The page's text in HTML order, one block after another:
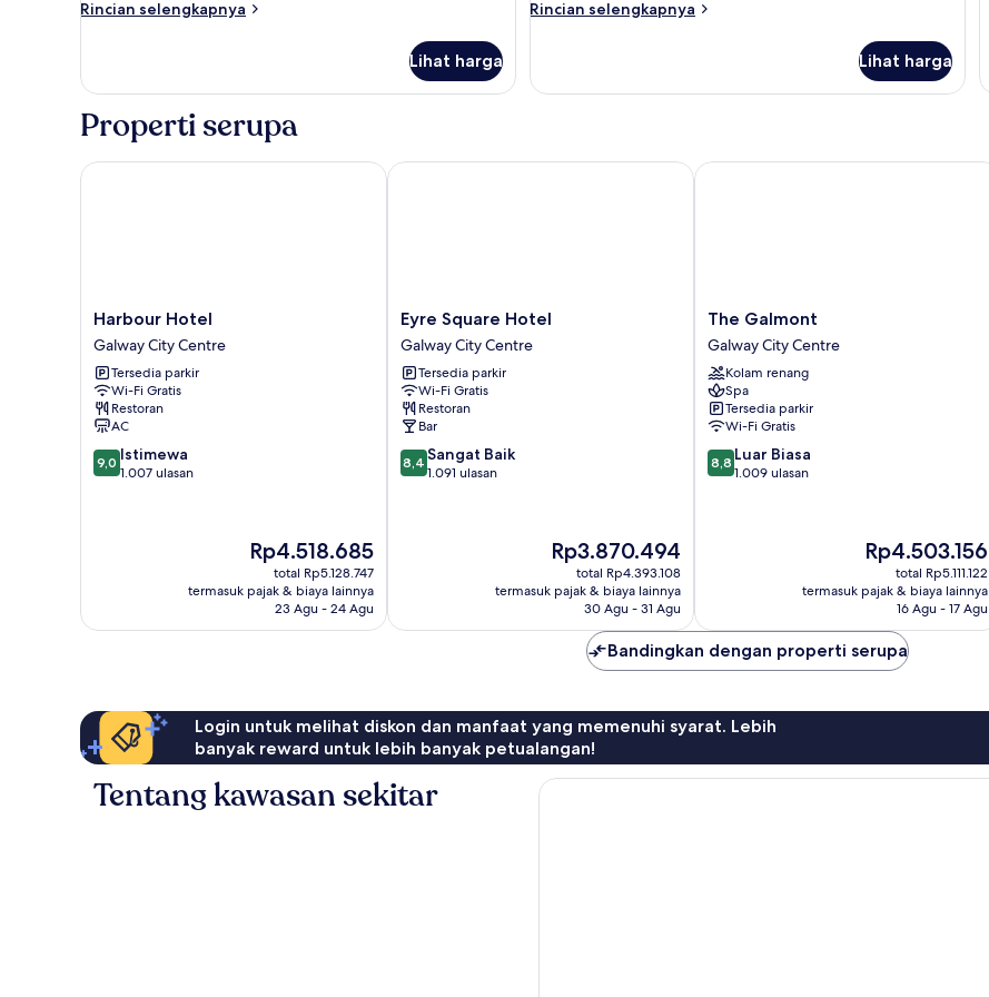
Rincian selengkapnya
Rincian
Kamar
Lihat harga
Rincian selengkapnya
Rincian
Kamar
Lihat harga
Properti serupa
Harbour
Hotel
Galway
City
Centre
Harbour Hotel
Galway City Centre
Tersedia parkir
Wi-Fi Gratis
Restoran
AC
9.0
dari
9,0 Istimewa
1.007 ulasan
Harga
sekarang
Rp4.518.685
Rp4.518.685
total Rp5.128.747
termasuk pajak & biaya lainnya
23 Agu - 24 Agu
Harbour Hotel
Eyre
Square
Hotel
Galway
City
Centre
Eyre Square Hotel
Galway City Centre
Tersedia parkir
Wi-Fi Gratis
Restoran
Bar
8.4
dari
8,4 Sangat Baik
1.091 ulasan
Harga
sekarang
Rp3.870.494
Rp3.870.494
total Rp4.393.108
termasuk pajak & biaya lainnya
30 Agu - 31 Agu
Eyre Square Hotel
The
Galmont
Galway
City
Centre
The Galmont
Galway City Centre
Kolam renang
Spa
Tersedia parkir
Wi-Fi Gratis
8.8
dari
8,8 Luar Biasa
1.009 ulasan
Harga
sekarang
Rp4.503.156
Rp4.503.156
total Rp5.111.122
termasuk pajak & biaya lainnya
16 Agu - 17 Agu
The Galmont
Bandingkan dengan properti serupa
Login untuk melihat diskon dan manfaat yang memenuhi syarat. Lebih
banyak reward untuk lebih banyak petualangan!
Tentang kawasan sekitar